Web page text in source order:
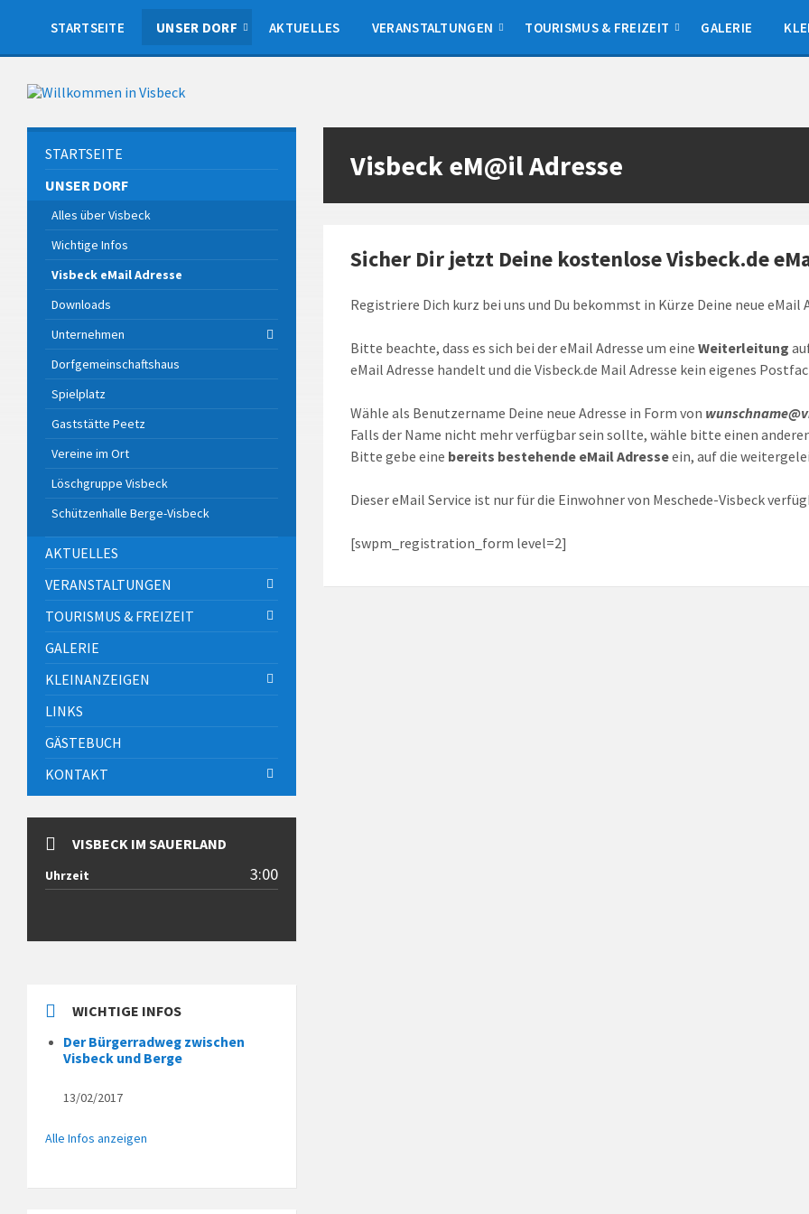
sidebar
STARTSEITE UNSER DORF AKTUELLES VERANSTALTUNGEN TOURISMUS & FREIZEIT GALERIE
Visbeck eM@il Adresse
Sicher Dir jetzt Deine kostenlose Visbeck.de
Registriere Dich kurz bei uns und Du bekommst in Kürze Deine neue
Bitte beachte, dass es sich bei der eMail Adresse um eineWeiterleitung
eMail Adresse handelt und die Visbeck.de Mail Adresse kein eigenes
Wähle als Benutzername Deine neue Adresse in Form von
Falls der Name nicht mehr verfügbar sein sollte, wähle bitte einen
Bitte gebe eine bereits bestehende eMail Adresseein, auf die
Dieser eMail Service ist nur für die Einwohner von Meschede-Visbeck
[swpm_registration_form level=2]
STARTSEITE
UNSER DORF
Alles über Visbeck
Wichtige Infos
Visbeck eMail Adresse
Downloads
Unternehmen
Dorfgemeinschaftshaus
Spielplatz
Gaststätte Peetz
Vereine im Ort
Löschgruppe Visbeck
Schützenhalle Berge-Visbeck
AKTUELLES
VERANSTALTUNGEN
TOURISMUS & FREIZEIT
GALERIE
KLEINANZEIGEN
LINKS
GÄSTEBUCH
KONTAKT
VISBECK IM SAUERLAND
Uhrzeit 3:00
WICHTIGE INFOS
Der Bürgerradweg zwischen
Visbeck und Berge
13/02/2017
Alle Infos anzeigen